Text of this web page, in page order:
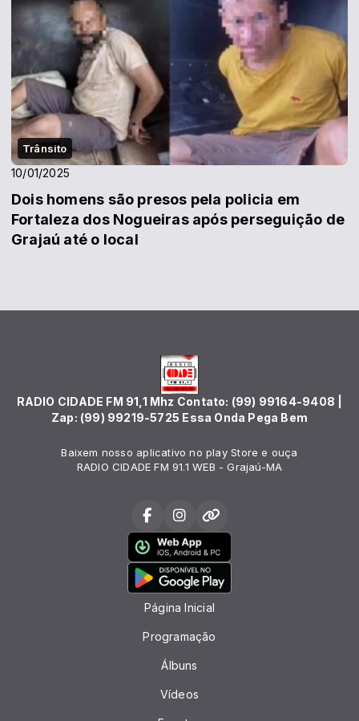
Trânsito
10/01/2025
Dois homens são presos pela policia em
Fortaleza dos Nogueiras após perseguição de
Grajaú até o local
RADIO CIDADE FM 91,1 Mhz Contato: (99) 99164-9408 |
Zap: (99) 99219-5725 Essa Onda Pega Bem
Baixem nosso aplicativo no play Store e ouça
RADIO CIDADE FM 91.1 WEB - Grajaú-MA
Página Inicial
Programação
Álbuns
Vídeos